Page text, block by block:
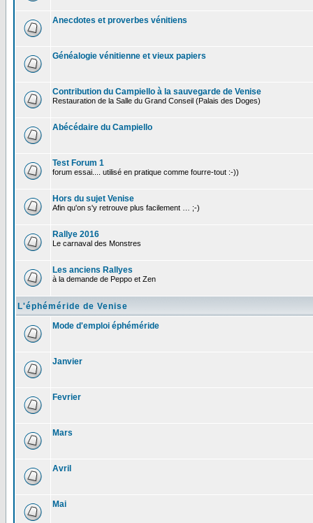
Anecdotes et proverbes vénitiens
Généalogie vénitienne et vieux papiers
Contribution du Campiello à la sauvegarde de Venise
Restauration de la Salle du Grand Conseil (Palais des Doges)
Abécédaire du Campiello
Test Forum 1
forum essai.... utilisé en pratique comme fourre-tout :-))
Hors du sujet Venise
Afin qu'on s'y retrouve plus facilement … ;-)
Rallye 2016
Le carnaval des Monstres
Les anciens Rallyes
à la demande de Peppo et Zen
L'éphéméride de Venise
Mode d'emploi éphéméride
Janvier
Fevrier
Mars
Avril
Mai